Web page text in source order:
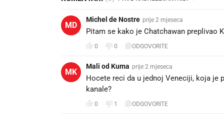
MD
Michel de Nostre prije 2 mjeseca
Pitam se kako je Chatchawan preplivao
0 0 ODGOVORITE
MK
Mali od Kuma prije 2 mjeseca
Hocete reci da u jednoj Veneciji, koja je
kanale? 🤔
0 1 ODGOVORITE